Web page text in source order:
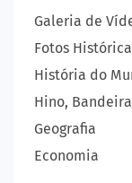
Galeria de
Fotos
História do
Hino,
Geografia
Economia